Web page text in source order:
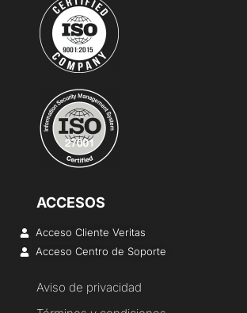
ACCESOS
Acceso Cliente Veritas
Acceso Centro de Soporte
Aviso de privacidad